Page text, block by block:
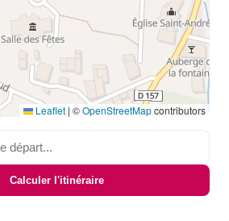
Leaflet | ©OpenStreetMapcontributors
Calculer l'itinéraire